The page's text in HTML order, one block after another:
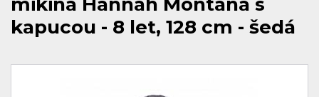
kapucou - 8 let, 128 cm - šedá